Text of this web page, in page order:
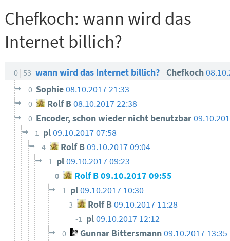
Chefkoch: wann wird das
Internet billich?
0 53 wann wird das Internet billich? Chefkoch
0 Sophie08.10.2017 21:33
0 Rolf B08.10.2017 22:38
0 Encoder, schon wieder nicht benutzbar
1 pl09.10.2017 07:58
4 Rolf B 09.10.2017 09:04
1 pl09.10.2017 09:23
0 Rolf B09.10.2017 09:55
1 pl09.10.2017 10:30
3 Rolf B09.10.2017 11:28
-1 pl09.10.2017 12:12
0 Gunnar Bittersmann09.10.2017 13:35